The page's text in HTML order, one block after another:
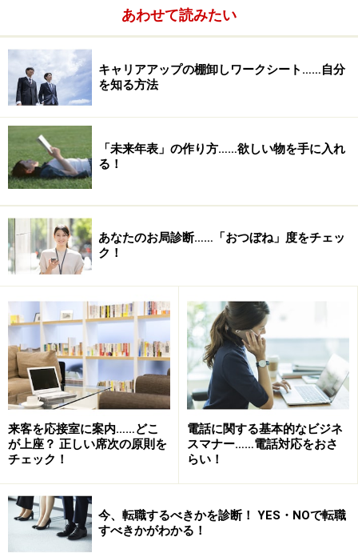
つらい……。かといって、靴を脱いで、素足でいるという
のも、ちょっと……。靴を社内で履き替える人、つまり
「社内用の靴」を用意している人は、多いのでしょう
か？ （株）クラレが以前実施した「現代OLと靴」調査
によると社内履き替え派が、なんと約半数に達するそう
です。
サンダルや履きやすいパンプスなど、さまざまなものが
ありますが、かかとのないミュールはオススメしませ
ん。歩くときにパタパタと音がしたり、仕事をする場に
はふさわしくない、ということで、禁止している企業も
体にいいものを履いている人が多いみたいですね。
それぞれの企業の規則にもよると思いますが、1足ベー
あわせて読みたい
キャリアアップの棚卸しワークシート……自分
を知る方法
「未来年表」の作り方……欲しい物を手に入れ
る！
あなたのお局診断……「おつぼね」度をチェッ
ク！
来客を応接室に案内……どこ
が上座？ 正しい席次の原則を
チェック！
電話に関する基本的なビジネ
スマナー……電話対応をおさ
らい！
今、転職するべきかを診断！ YES・NOで転職
すべきかがわかる！